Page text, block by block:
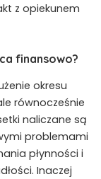
z opiekunem
finansowo?
okresu
równocześnie
naliczane są
problemami
płynności i
Inaczej